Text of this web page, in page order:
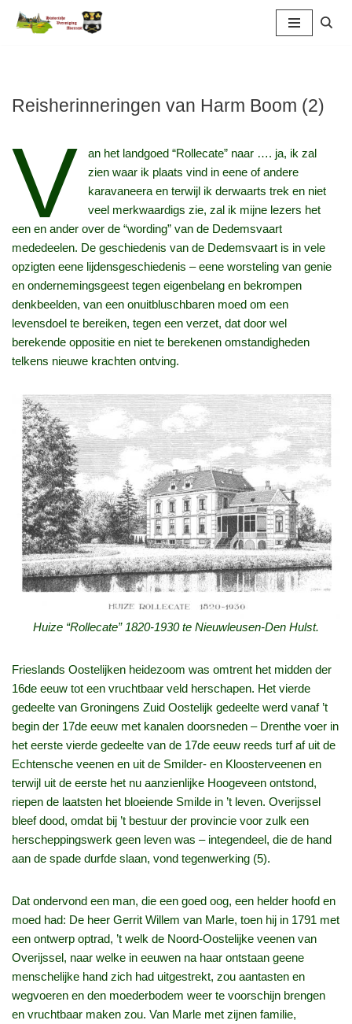
inhoud
Reisherinneringen van Harm Boom (2)
V
an het landgoed “Rollecate” naar …. ja, ik zal
zien waar ik plaats vind in eene of andere
karavaneera en terwijl ik derwaarts trek en niet
veel merkwaardigs zie, zal ik mijne lezers het
een en ander over de “wording” van de Dedemsvaart
mededeelen. De geschiedenis van de Dedemsvaart is in vele
opzigten eene lijdensgeschiedenis – eene worsteling van genie
en ondernemingsgeest tegen eigenbelang en bekrompen
denkbeelden, van een onuitbluschbaren moed om een
levensdoel te bereiken, tegen een verzet, dat door wel
berekende oppositie en niet te berekenen omstandigheden
telkens nieuwe krachten ontving.
Huize “Rollecate” 1820-1930 te Nieuwleusen-Den Hulst.
Frieslands Oostelijken heidezoom was omtrent het midden der
16de eeuw tot een vruchtbaar veld herschapen. Het vierde
gedeelte van Groningens Zuid Oostelijk gedeelte werd vanaf ’t
begin der 17de eeuw met kanalen doorsneden – Drenthe voer in
het eerste vierde gedeelte van de 17de eeuw reeds turf af uit de
Echtensche veenen en uit de Smilder- en Kloosterveenen en
terwijl uit de eerste het nu aanzienlijke Hoogeveen ontstond,
riepen de laatsten het bloeiende Smilde in ’t leven. Overijssel
bleef dood, omdat bij ’t bestuur der provincie voor zulk een
herscheppingswerk geen leven was – integendeel, die de hand
aan de spade durfde slaan, vond tegenwerking (5).
Dat ondervond een man, die een goed oog, een helder hoofd en
moed had: De heer Gerrit Willem van Marle, toen hij in 1791 met
een ontwerp optrad, ’t welk de Noord-Oostelijke veenen van
Overijssel, naar welke in eeuwen na haar ontstaan geene
menschelijke hand zich had uitgestrekt, zou aantasten en
wegvoeren en den moederbodem weer te voorschijn brengen
en vruchtbaar maken zou. Van Marle met zijnen familie,